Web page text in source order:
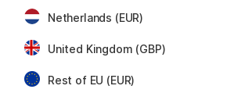
Netherlands (EUR)
United Kingdom (GBP)
Rest of EU (EUR)